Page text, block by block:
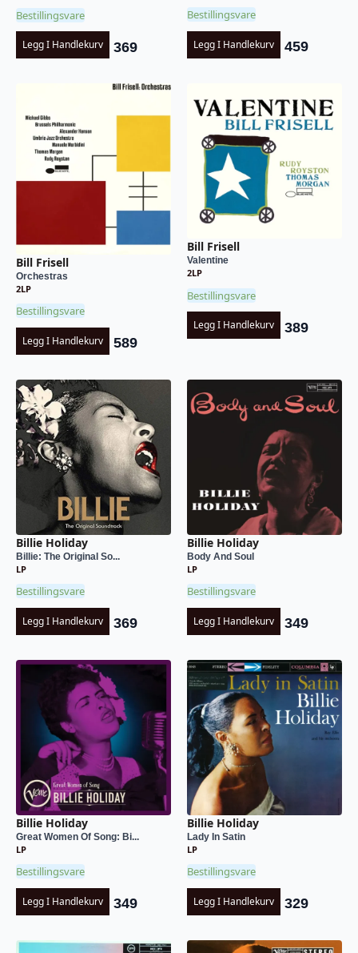
Bestillingsvare
Legg I Handlekurv 369
Bestillingsvare
Legg I Handlekurv 459
Bill Frisell
Orchestras
2LP
Bestillingsvare
Legg I Handlekurv 589
Bill Frisell
Valentine
2LP
Bestillingsvare
Legg I Handlekurv 389
Billie Holiday
Billie: The Original So...
LP
Bestillingsvare
Legg I Handlekurv 369
Billie Holiday
Body And Soul
LP
Bestillingsvare
Legg I Handlekurv 349
Billie Holiday
Great Women Of Song: Bi...
LP
Bestillingsvare
Legg I Handlekurv 349
Billie Holiday
Lady In Satin
LP
Bestillingsvare
Legg I Handlekurv 329